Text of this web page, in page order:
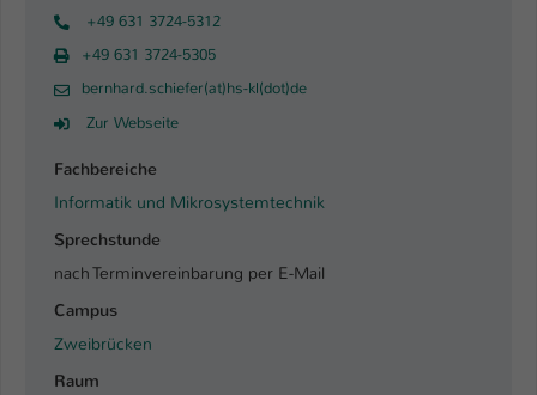
+49 631 3724-5312
+49 631 3724-5305
bernhard.schiefer(at)hs-kl(dot)de
Zur Webseite
Fachbereiche
Informatik und Mikrosystemtechnik
Sprechstunde
nach Terminvereinbarung per E-Mail
Campus
Zweibrücken
Raum